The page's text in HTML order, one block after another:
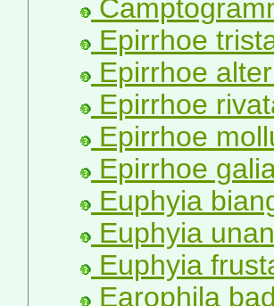
Epirrhoe
Epirrhoe
Epirrhoe
Epirrhoe
Epirrhoe
Euphyia
Euphyia
Euphyia
Earophila